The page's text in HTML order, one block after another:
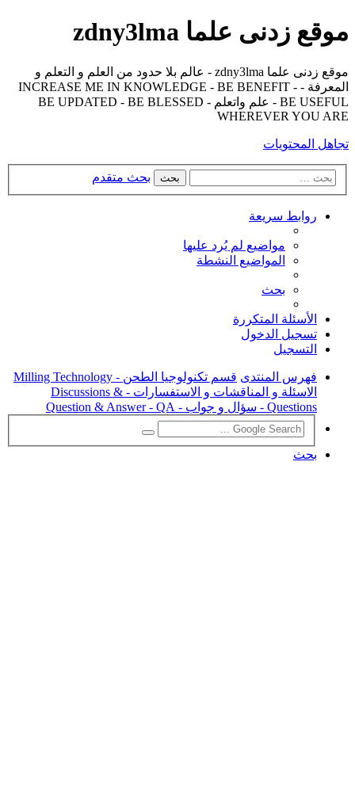
موقع زدنى علما zdny3lma
موقع زدنى علما zdny3lma - عالم بلا حدود من العلم و التعلم و
المعرفة - INCREASE ME IN KNOWLEDGE - BE BENEFIT -
BE USEFUL - علم واتعلم - BE UPDATED - BE BLESSED
WHEREVER YOU ARE
تجاهل المحتويات
بحث بحث متقدم
روابط سريعة
مواضيع لم يُرد عليها
المواضيع النشطة
بحث
الأسئلة المتكررة
تسجيل الدخول
التسجيل
فهرس المنتدى قسم تكنولوجيا الطحن - Milling Technology
الاسئلة و المناقشات و الاستفسارات - Discussions &
Questions - سؤال و جواب - Question & Answer - QA
بحث